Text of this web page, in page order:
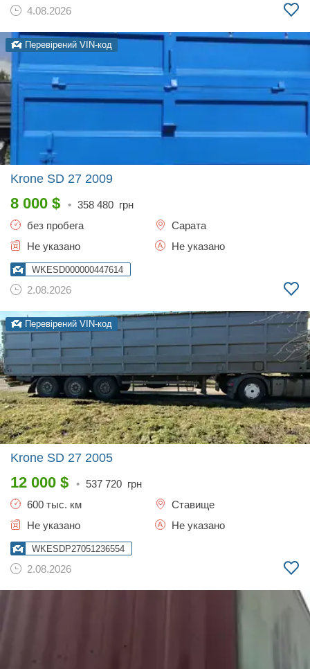
4.08.2026
Перевірений VIN-код
Krone SD 27 2009
8 000 $ • 358 480 грн
без пробега
Сарата
Не указано
Не указано
WKESD000000447614
2.08.2026
Перевірений VIN-код
Krone SD 27 2005
12 000 $ • 537 720 грн
600 тыс. км
Ставище
Не указано
Не указано
WKESDP27051236554
2.08.2026